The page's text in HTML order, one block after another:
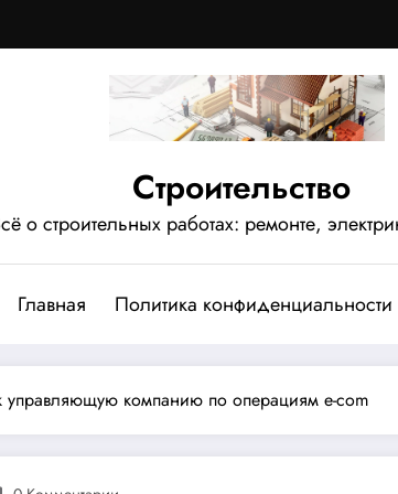
Строительство
о строительных работах: ремонте,
Главная Политика конфиденциальности
управляющую компанию по операциям e-com